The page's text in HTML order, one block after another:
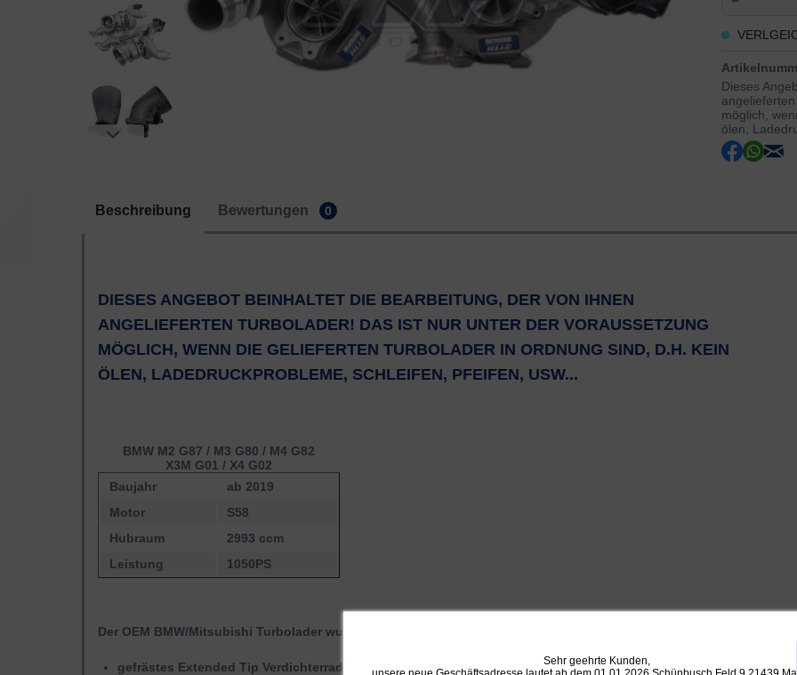
Dieses
möglich,
ölen,
Beschreibung Bewertungen 0
DIESES ANGEBOT BEINHALTET DIE BEARBEITUNG, DER VON IHNEN
ANGELIEFERTEN TURBOLADER! DAS IST NUR UNTER DER VORAUSSETZUNG
MÖGLICH, WENN DIE GELIEFERTEN TURBOLADER IN ORDNUNG SIND, D.H. KEIN
ÖLEN, LADEDRUCKPROBLEME, SCHLEIFEN, PFEIFEN, USW...
BMW M2 G87 / M3 G80 / M4 G82
X3M G01 / X4 G02
Baujahr
ab 2019
Motor
S58
Hubraum
2993 ccm
Leistung
1050PS
Der OEM BMW/Mitsubishi Turbolader wurden mit den folgenden Änderungen optimiert:
gefrästes Extended Tip Verdichterrad mit neuester VerdichtergeometrieSehr geehrte Kunden,